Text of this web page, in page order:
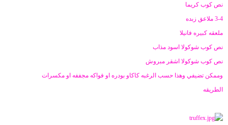
ع
نص كوب كريما
3-4 ملاعق زبده
ملعقه كبيره فانيلا
نص كوب شوكولا اسود مذاب
نص كوب شوكولا اشقر مبروش
وممكن تضيفي وهذا حسب الرغبه كاكاو بودره او فواكه مجففه او مكسرات
الطريقه